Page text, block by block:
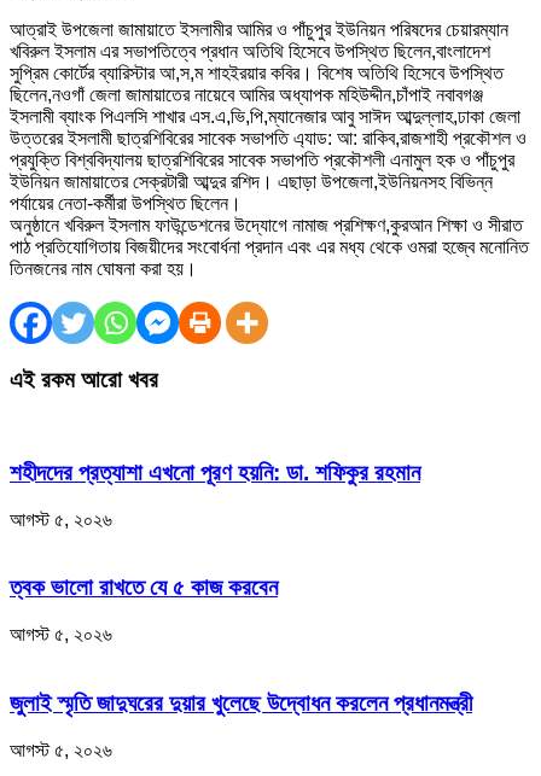
আত্রাই উপজেলা জামায়াতে ইসলামীর আমির ও পাঁচুপুর ইউনিয়ন পরিষদের চেয়ারম্যান
খবিরুল ইসলাম এর সভাপতিত্বে প্রধান অতিথি হিসেবে উপস্থিত ছিলেন,বাংলাদেশ
সুপ্রিম কোর্টের ব্যারিস্টার আ,স,ম শাহইরয়ার কবির। বিশেষ অতিথি হিসেবে উপস্থিত
ছিলেন,নওগাঁ জেলা জামায়াতের নায়েবে আমির অধ্যাপক মহিউদ্দীন,চাঁপাই নবাবগঞ্জ
ইসলামী ব্যাংক পিএলসি শাখার এস.এ,ভি,পি,ম্যানেজার আবু সাঈদ আব্দুল্লাহ,ঢাকা জেলা
উত্তরের ইসলামী ছাত্রশিবিরের সাবেক সভাপতি এ্যাড: আ: রাকিব,রাজশাহী প্রকৌশল ও
প্রযুক্তি বিশ্ববিদ্যালয় ছাত্রশিবিরের সাবেক সভাপতি প্রকৌশলী এনামুল হক ও পাঁচুপুর
ইউনিয়ন জামায়াতের সেক্রটারী আব্দুর রশিদ। এছাড়া উপজেলা,ইউনিয়নসহ বিভিন্ন
পর্যায়ের নেতা-কর্মীরা উপস্থিত ছিলেন।
অনুষ্ঠানে খবিরুল ইসলাম ফাউন্ডেশনের উদ্যোগে নামাজ প্রশিক্ষণ,কুরআন শিক্ষা ও সীরাত
পাঠ প্রতিযোগিতায় বিজয়ীদের সংবোর্ধনা প্রদান এবং এর মধ্য থেকে ওমরা হজ্বে মনোনিত
তিনজনের নাম ঘোষনা করা হয়।
এই রকম আরো খবর
শহীদদের প্রত্যাশা এখনো পূরণ হয়নি: ডা. শফিকুর রহমান
আগস্ট ৫, ২০২৬
ত্বক ভালো রাখতে যে ৫ কাজ করবেন
আগস্ট ৫, ২০২৬
জুলাই স্মৃতি জাদুঘরের দুয়ার খুলেছে উদ্বোধন করলেন প্রধানমন্ত্রী
আগস্ট ৫, ২০২৬